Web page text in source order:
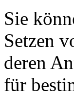
Sie
Setzen
deren
für